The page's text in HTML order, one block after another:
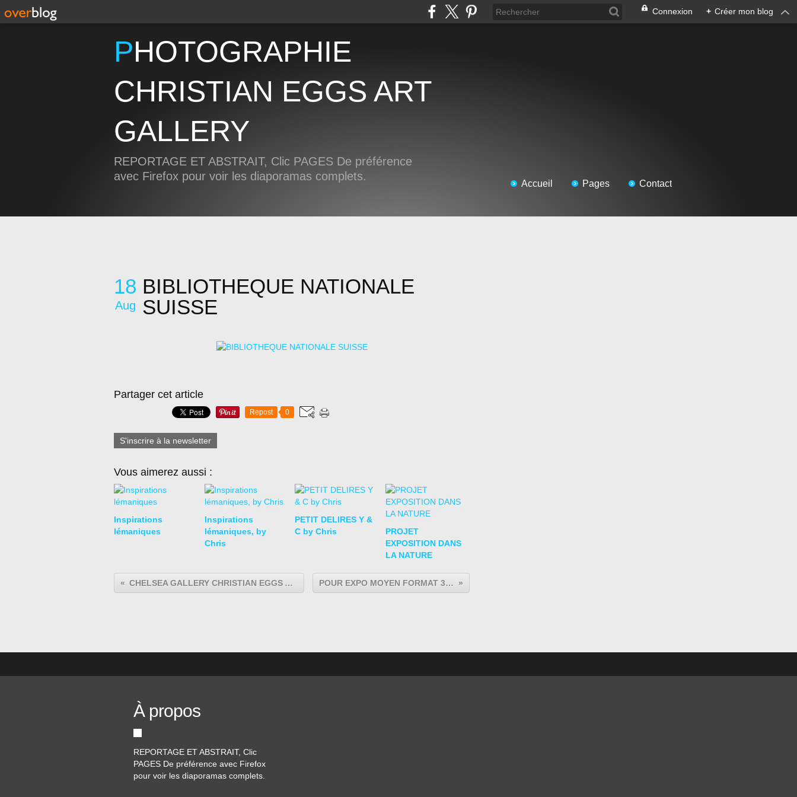
Connexion + Créer mon blog
PHOTOGRAPHIE
CHRISTIAN EGGS ART
GALLERY
REPORTAGE ET ABSTRAIT, Clic PAGES De préférence
avec Firefox pour voir les diaporamas complets.
Accueil Pages Contact
18
Aug
BIBLIOTHEQUE NATIONALE
SUISSE
Partager cet article
Repost 0
S'inscrire à la newsletter
Vous aimerez aussi :
Inspirations
lémaniques
Inspirations
lémaniques, by
Chris
PETIT DELIRES Y &
C by Chris
PROJET
EXPOSITION DANS
LA NATURE
CHELSEA GALLERY CHRISTIAN EGGS ABSTRAIT POUR EXPO MOYEN FORMAT 30/40 CM
À propos
REPORTAGE ET ABSTRAIT, Clic
PAGES De préférence avec Firefox
pour voir les diaporamas complets.